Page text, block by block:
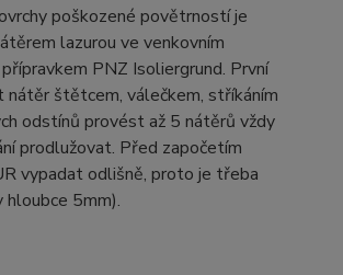
poškozené povětrností je
lazurou ve venkovním
PNZ Isoliergrund. První
nátěr štětcem, válečkem, stříkáním
odstínů provést až 5 nátěrů vždy
prodlužovat. Před započetím
vypadat odlišně, proto je třeba
5mm).